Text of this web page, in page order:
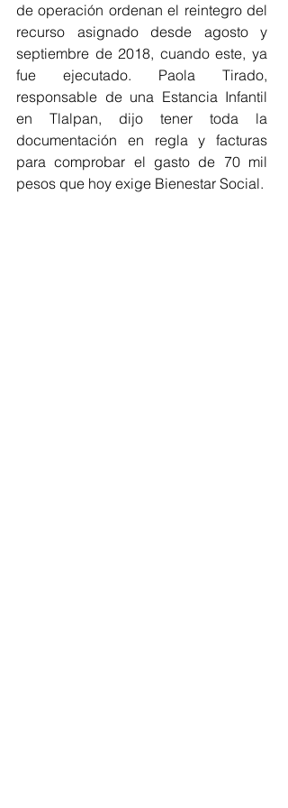
de operación ordenan el reintegro del
recurso asignado desde agosto y
septiembre de 2018, cuando este, ya
fue ejecutado. Paola Tirado,
responsable de una Estancia Infantil
en Tlalpan, dijo tener toda la
documentación en regla y facturas
para comprobar el gasto de 70 mil
pesos que hoy exige Bienestar Social.